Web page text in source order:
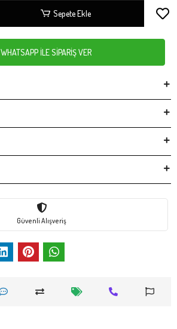
Sepete Ekle
WHATSAPP İLE SİPARİŞ VER
Güvenli Alışveriş